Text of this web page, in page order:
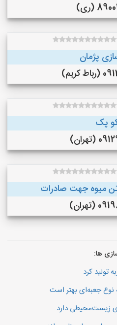
(ری)
پژمان
پک
میوه جهت صادرات
ها:
تولید کرد
جعبه‌ای بهتر است
زیست‌محیطی دارد